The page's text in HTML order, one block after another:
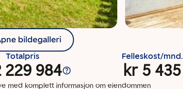
bildegalleri
Totalpris
229 984
Felleskost/mnd.
kr 5 435
med komplett informasjon om eiendommen